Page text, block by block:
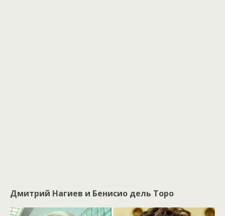
Дмитрий Нагиев и Бенисио дель Торо